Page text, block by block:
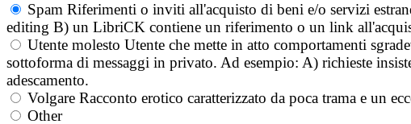
Spam Riferimenti o inviti all'acquisto di beni e/o servizi
editing B) un LibriCK contiene un riferimento o un link
Utente molesto Utente che mette in atto comportamenti
sottoforma di messaggi in privato. Ad esempio: A) richieste
adescamento.
Volgare Racconto erotico caratterizzato da poca trama e un
Other